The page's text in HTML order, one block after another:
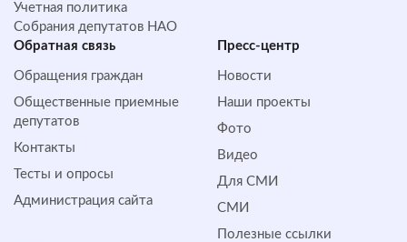
Учетная политика
Собрания депутатов НАО
Обратная cвязь
Обращения граждан
Общественные приемные
депутатов
Контакты
Тесты и опросы
Администрация сайта
Пресс-центр
Новости
Наши проекты
Фото
Видео
Для СМИ
СМИ
Полезные ссылки